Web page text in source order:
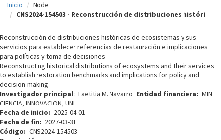
i
p
a
l
Inicio
Node
CNS2024-154503 - Reconstrucción de distribuciones históri
Reconstrucción de distribuciones históricas de ecosistemas y sus
servicios para establecer referencias de restauración e implicaciones
para políticas y toma de decisiones
Reconstructing historical distributions of ecosystems and their services
to establish restoration benchmarks and implications for policy and
decision-making
Investigador principal
Laetitia M. Navarro Entidad financiera
MIN
CIENCIA, INNOVACION, UNI
Fecha de inicio
2025-04-01
Fecha de fin
2027-03-31
Código
CNS2024-154503